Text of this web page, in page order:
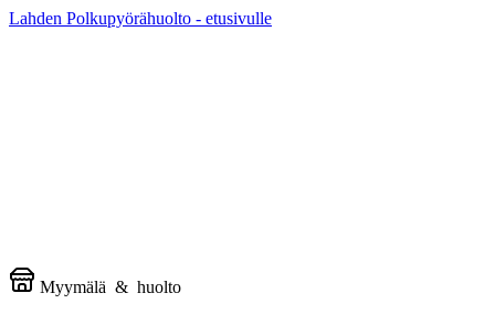
Lahden Polkupyörähuolto - etusivulle
Myymälä & huolto